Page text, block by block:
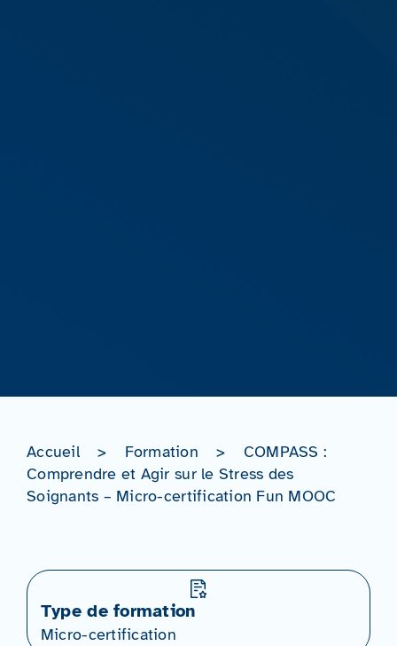
Accueil > Formation >
COMPASS :
Comprendre et Agir sur le Stress des
Soignants – Micro-certification Fun MOOC
Type de formation
Micro-certification